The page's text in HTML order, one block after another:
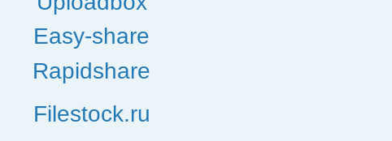
Easy-share
Rapidshare
Filestock.ru